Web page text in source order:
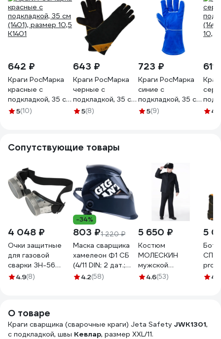
642 ₽
Краги РосМарка
красные с
подкладкой, 35 см
(1401), размер 10,5
5(10)
643 ₽
Краги РосМарка
черные с
подкладкой, 35 см
(1403), размер
5(8)
723 ₽
Краги РосМарка
синие с
подкладкой, 35 см
(1408), размер
5(9)
611
4.7
Сопутствующие товары
4 048 ₽
Очки защитные
для газовой
сварки ЗН-56
РемоКолор 22-3-
4.9(8)
-34%
803 ₽1 220 ₽
Маска сварщика
хамелеон Ф1 СБ
(4/11 DIN; 2 дат.;
окно 90х35 мм)
4.2(58)
5 650 ₽
Костюм
МОЛЕСКИН
мужской
защитный
4660319472309
4.6(53)
5
4
О товаре
Краги сварщика (сварочные краги) Jeta Safety JWK1301,
с подкладкой, швы Кевлар, размер XXL/11.